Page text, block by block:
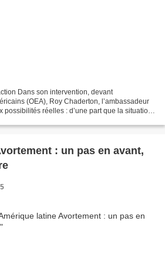
Dans son intervention, devant
(OEA), Roy Chaderton, l’ambassadeur
possibilités réelles : d’une part que la situation
: un pas en avant,